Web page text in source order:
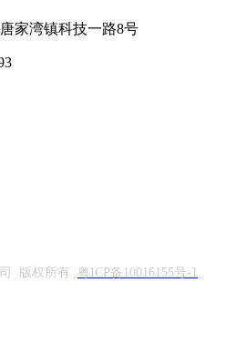
家湾镇科技一路8号
版权所有 粤ICP备10016155号-1